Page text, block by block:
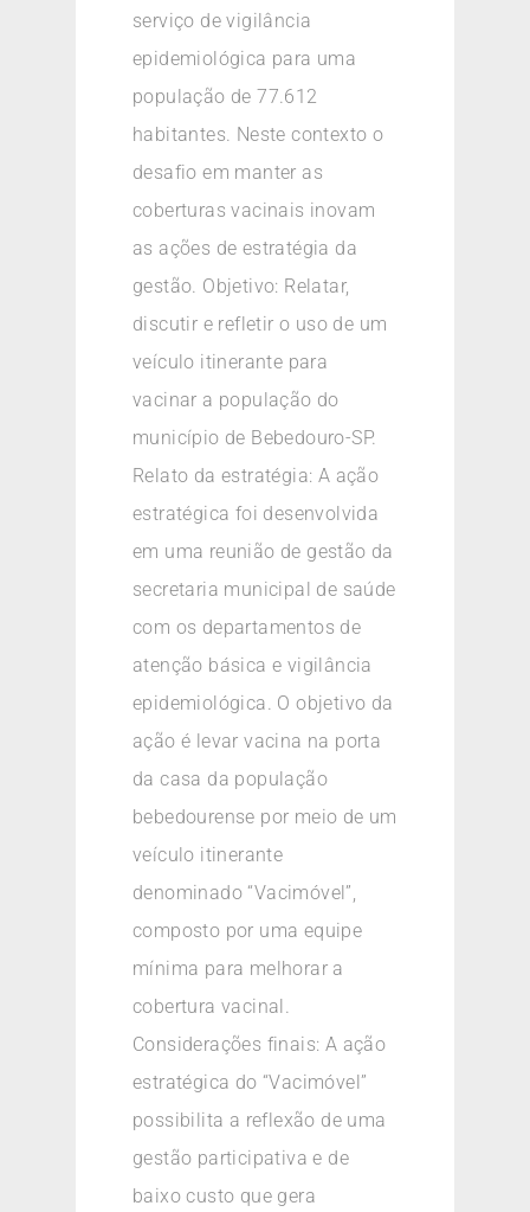
serviço de vigilância
epidemiológica para uma
população de 77.612
habitantes. Neste contexto o
desafio em manter as
coberturas vacinais inovam
as ações de estratégia da
gestão. Objetivo: Relatar,
discutir e refletir o uso de um
veículo itinerante para
vacinar a população do
município de Bebedouro-SP.
Relato da estratégia: A ação
estratégica foi desenvolvida
em uma reunião de gestão da
secretaria municipal de saúde
com os departamentos de
atenção básica e vigilância
epidemiológica. O objetivo da
ação é levar vacina na porta
da casa da população
bebedourense por meio de um
veículo itinerante
denominado “Vacimóvel”,
composto por uma equipe
mínima para melhorar a
cobertura vacinal.
Considerações finais: A ação
estratégica do “Vacimóvel”
possibilita a reflexão de uma
gestão participativa e de
baixo custo que gera